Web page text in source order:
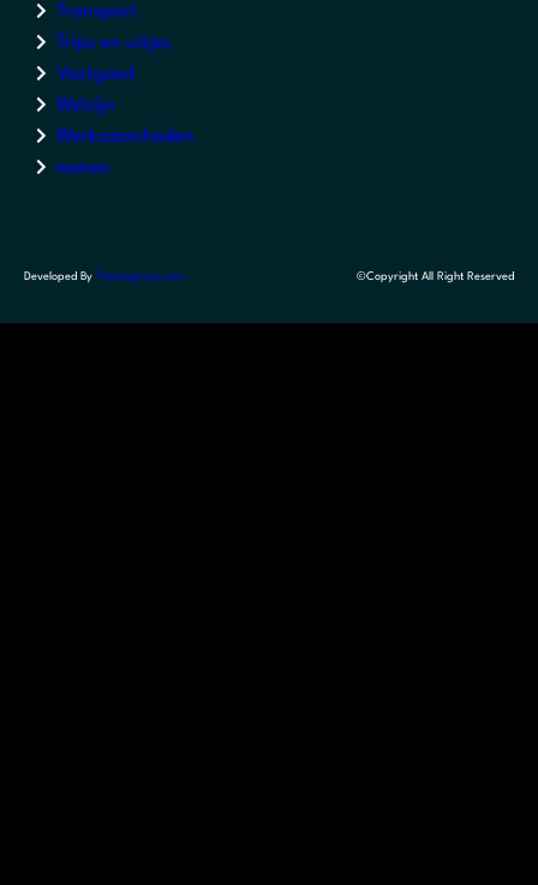
Transport
Trips en uitjes
Vastgoed
Welzijn
Werkzaamheden
wonen
Developed By Themegrove.com ©Copyright All Right Reserved